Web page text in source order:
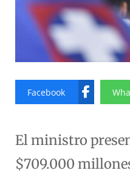
Facebook
El ministro
$709.000